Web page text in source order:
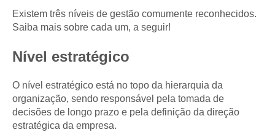
Existem três níveis de gestão comumente reconhecidos.
Saiba mais sobre cada um, a seguir!
Nível estratégico
O nível estratégico está no topo da hierarquia da
organização, sendo responsável pela tomada de
decisões de longo prazo e pela definição da direção
estratégica da empresa.